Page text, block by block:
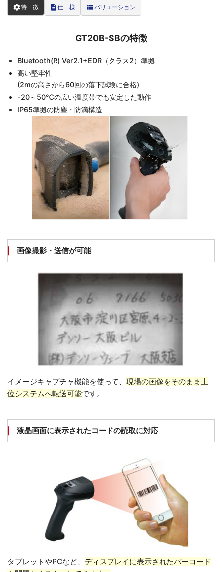
settings特 徴 description仕 様 view_listバリエーション
GT20B-SBの特徴
Bluetooth(R) Ver2.1+EDR（クラス2）準拠
高い堅牢性
(2mの高さから60回の落下試験に合格)
-20～50℃の広い温度帯でも安定した動作
IP65準拠の防塵・防滴構造
画像撮影・送信が可能
イメージキャプチャ機能を使って、 現場の画像をそのまま上
位システムへ転送可能です。
液晶画面に表示されたコードの読取に対応
タブレットやPCなど、 ディスプレイに表示されたバーコード